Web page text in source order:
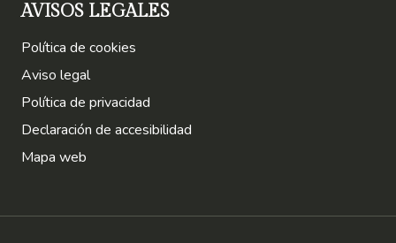
AVISOS LEGALES
Política de cookies
Aviso legal
Política de privacidad
Declaración de accesibilidad
Mapa web